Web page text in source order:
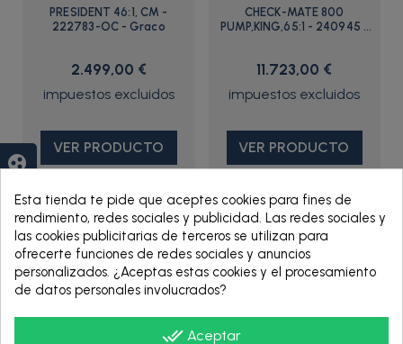
PRESIDENT 46:1, CM -
222783-OC - Graco
2.499,00 €
VER PRODUCTO
CHECK-MATE 800
PUMP,KING,65:1 - 240945 -
11.723,00 €
VER PRODUCTO
Esta tienda te pide que aceptes cookies para fines de
rendimiento, redes sociales y publicidad. Las redes sociales y
las cookies publicitarias de terceros se utilizan para
ofrecerte funciones de redes sociales y anuncios
personalizados. ¿Aceptas estas cookies y el procesamiento
de datos personales involucrados?
done_all Aceptar
group_work